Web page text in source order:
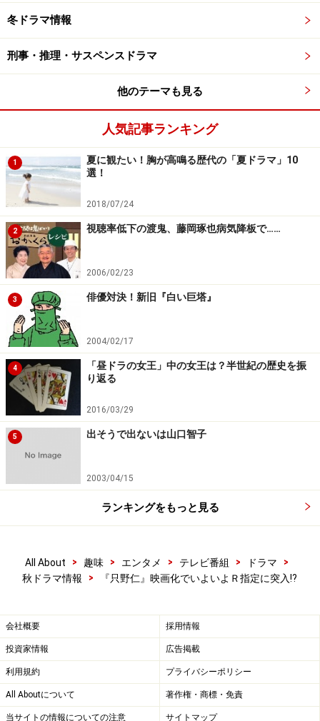
物語'05春の特別編』で妻夫木聡主演によりセルフリメイ
ク。
『ロス：タイム：ライフ』もショートフィルムで作られ
た作品で、これを見たフジテレビの中島久美子Ｐが「コ
メディータッチではありますが、精いっぱい生きましょ
『ライアーゲーム』『ライフ』『ＳＰ』と既存のドラマ
にない企画を続けるこの枠、４作目もその路線は健在で
す。
２月２日スタート。
【関連リンク】
・
gooニュース：既存の概念打ち破る！フジ最新土曜連
ドラは異例の主役９人
諸星大二郎原作というのがマニアック
日本テレビ、１月からの土曜深夜24:50～のドラマ枠は
『栞（しおり）と紙魚子（しみこ）の怪奇事件簿』、主
演は南沢奈央、BS-iの『恋する日曜日 ニュータイプ』に
原作は古くからマニアックな人気を持つＳＦマンガ家・
諸星大二郎の少女コミック。キモカワイイ街・胃の頭町
（AKB48前田敦子）が周囲で起こる怪奇現象に巻き込ま
れてゆる～く解決していくホラーコメディ。
お化け屋敷にも入れない、心霊スポットも耳にしただけ
で怖くて苦手という南沢「でも人を驚かせるのは得意か
もしれないので、気合を入れて演じていきたい」と気合
いを入れています。
冬ドラマ情報
刑事・推理・サスペンスドラマ
他のテーマも見る
人気記事ランキング
1
夏に観たい！胸が高鳴る歴代の「夏ドラマ」10
選！
2018/07/24
2 視聴率低下の渡鬼、藤岡琢也病気降板で……
2006/02/23
3 俳優対決！新旧『白い巨塔』
2004/02/17
4
「昼ドラの女王」中の女王は？半世紀の歴史を振
り返る
2016/03/29
5 出そうで出ないは山口智子
2003/04/15
ランキングをもっと見る
All About > 趣味 > エンタメ > テレビ番組 > ドラマ
>
秋ドラマ情報
> 『只野仁』映画化でいよいよＲ指定に突入!?
会社概要 採用情報
投資家情報 広告掲載
利用規約 プライバシーポリシー
All Aboutについて 著作権・商標・免責
当サイトの情報についての注意 サイトマップ